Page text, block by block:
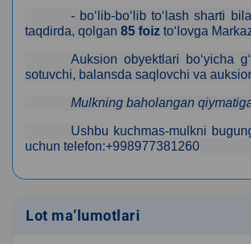
- bo‘lib-bo‘lib to‘lash sharti
taqdirda, qolgan 85 foiz toʻlovga
Auksion obyektlari bo‘yicha
sotuvchi, balansda saqlovchi va
Mulkning baholangan
Ushbu kuchmas-mulkni
uchun telefon:+998977381260
Lot ma’lumotlari